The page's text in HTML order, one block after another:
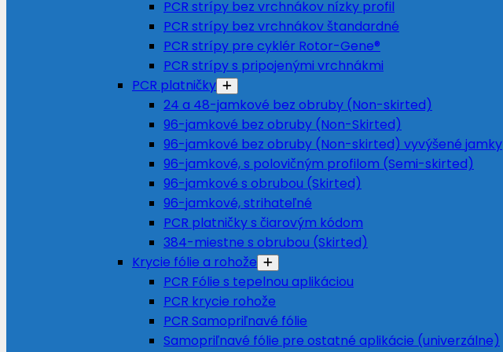
PCR strípy bez vrchnákov nízky profil
PCR strípy bez vrchnákov štandardné
PCR strípy pre cyklér Rotor-Gene®
PCR strípy s pripojenými vrchnákmi
PCR platničky
24 a 48-jamkové bez obruby (Non-skirted)
96-jamkové bez obruby (Non-Skirted)
96-jamkové bez obruby (Non-skirted) vyvýšené jamky
96-jamkové, s polovičným profilom (Semi-skirted)
96-jamkové s obrubou (Skirted)
96-jamkové, strihateľné
PCR platničky s čiarovým kódom
384-miestne s obrubou (Skirted)
Krycie fólie a rohože
PCR Fólie s tepelnou aplikáciou
PCR krycie rohože
PCR Samopriľnavé fólie
Samopriľnavé fólie pre ostatné aplikácie (univerzálne)